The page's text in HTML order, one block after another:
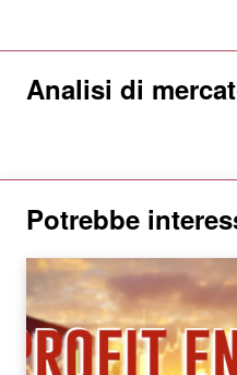
Analisi di
Potrebbe